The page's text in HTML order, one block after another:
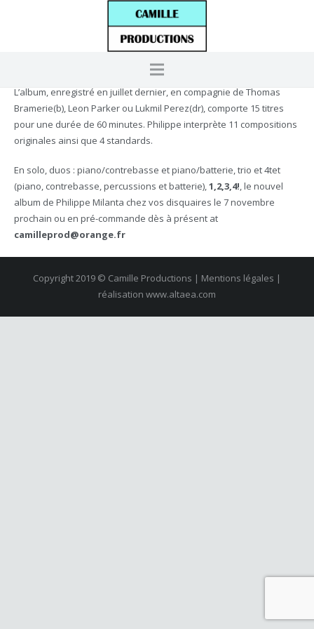
L’album, enregistré en juillet dernier, en compagnie de Thomas
Bramerie(b), Leon Parker ou Lukmil Perez(dr), comporte 15 titres
pour une durée de 60 minutes. Philippe interprète 11 compositions
originales ainsi que 4 standards.
En solo, duos : piano/contrebasse et piano/batterie, trio et 4tet
(piano, contrebasse, percussions et batterie),1,2,3,4!, le nouvel
album de Philippe Milanta chez vos disquaires le 7 novembre
prochain ou en pré-commande dès à présent at
camilleprod@orange.fr
Copyright 2019 © Camille Productions | Mentions légales |
réalisation www.altaea.com